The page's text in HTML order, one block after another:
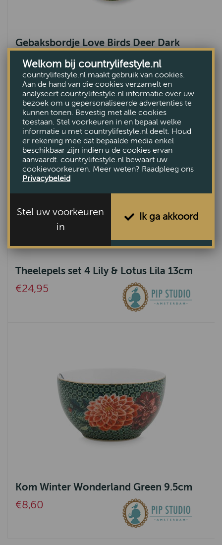
Gebaksbordje Love Birds Deer Dark
€18,95
Theelepels set 4 Lily & Lotus Lila 13cm
€24,95
Kom Winter Wonderland Green 9.5cm
€8,60
Welkom bij countrylifestyle.nl
countrylifestyle.nl maakt gebruik van cookies.
Aan de hand van die cookies verzamelt en
analyseert countrylifestyle.nl informatie over uw
bezoek om u gepersonaliseerde advertenties te
kunnen tonen. Bevestig met alle cookies
toestaan. Stel voorkeuren in en bepaal welke
informatie u met countrylifestyle.nl deelt. Houd
er rekening mee dat bepaalde media enkel
beschikbaar zijn indien u de cookies ervan
aanvaardt. countrylifestyle.nl bewaart uw
cookievoorkeuren. Meer weten? Raadpleeg ons
Privacybeleid
Stel uw voorkeuren
in
Ik ga akkoord